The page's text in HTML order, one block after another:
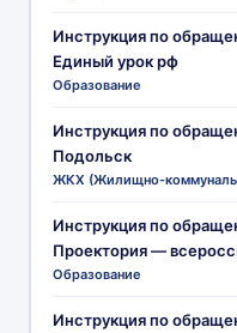
Инструкция по
Единый урок рф
Образование
Инструкция по
Подольск
ЖКХ (Жилищно-
Инструкция по
Проектория —
Образование
Инструкция по